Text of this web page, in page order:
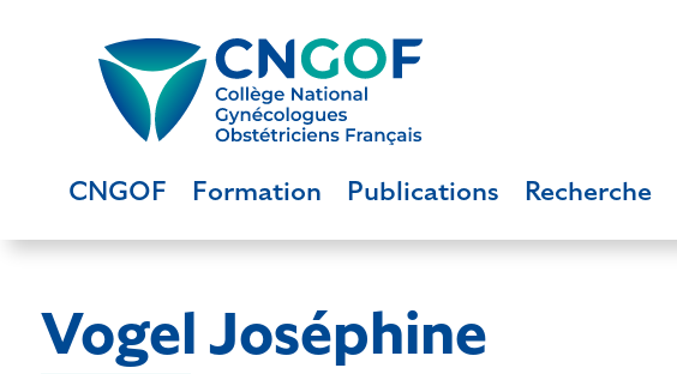
CNGOF Formation Publications Recherche
Vogel Joséphine